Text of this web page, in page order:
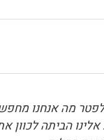
מה אנחנו
הביתה